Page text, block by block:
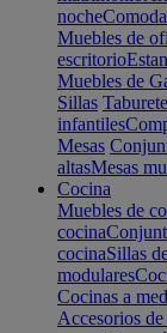
noche
Muebles de
escritorio
Muebles de
Sillas
infantiles
Mesas
altasMesas
Cocina
Muebles de
cocina
cocinaSillas
modulares
Cocinas a
Accesorios